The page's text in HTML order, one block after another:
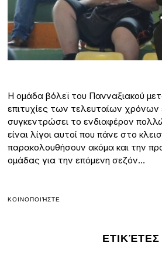
Η ομάδα βόλεϊ του Πανναξιακού
επιτυχίες των τελευταίων χρόνων
συγκεντρώσει το ενδιαφέρον
είναι λίγοι αυτοί που πάνε στο
παρακολουθήσουν ακόμα και την
ομάδας για την επόμενη σεζόν…
ΚΟΙΝΟΠΟΙΉΣΤΕ
ΕΤΙΚΈΤΕΣ